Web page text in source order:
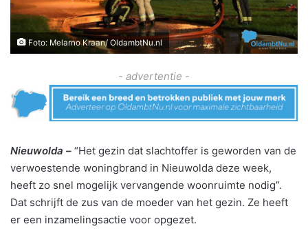
Foto: Melarno Kraan/ OldambtNu.nl
- advertentie -
Nieuwolda – “Het gezin dat slachtoffer is geworden van de
verwoestende woningbrand in Nieuwolda deze week,
heeft zo snel mogelijk vervangende woonruimte nodig”.
Dat schrijft de zus van de moeder van het gezin. Ze heeft
er een inzamelingsactie voor opgezet.